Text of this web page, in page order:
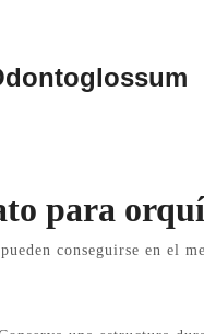
para
conseguirse en el